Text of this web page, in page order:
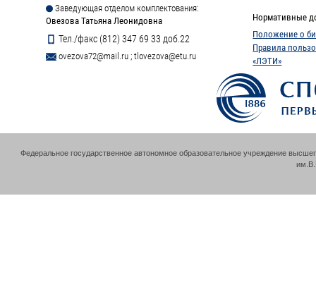
Заведующая отделом комплектования:
Овезова Татьяна Леонидовна
Тел./факс (812) 347 69 33 доб.22
ovezova72@mail.ru ; tlovezova@etu.ru
Нормативные
Положение о
Правила
«ЛЭТИ»
Федеральное государственное автономное образовательное учреждение